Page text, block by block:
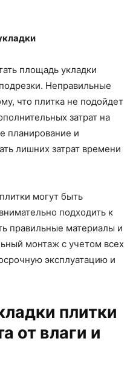
площадь укладки
Неправильные
что плитка не подойдет
затрат на
планирование и
лишних затрат времени
могут быть
подходить к
правильные материалы и
монтаж с учетом всех
эксплуатацию и
плитки
от влаги и